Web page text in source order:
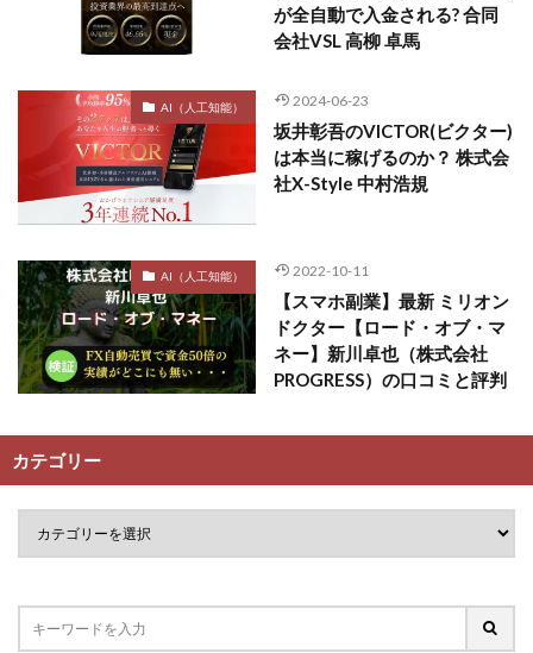
が全自動で入金される? 合同
会社VSL 高柳 卓馬
AI（人工知能） 2024-06-23
坂井彰吾のVICTOR(ビクター)
は本当に稼げるのか？ 株式会
社X-Style 中村浩規
AI（人工知能） 2022-10-11
【スマホ副業】最新 ミリオン
ドクター【ロード・オブ・マ
ネー】新川卓也（株式会社
PROGRESS）の口コミと評判
カテゴリー